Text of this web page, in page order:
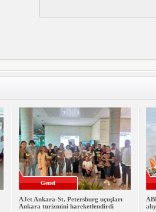
Genel
AJet Ankara-St. Petersburg uçuşları
Ankara turizmini hareketlendirdi